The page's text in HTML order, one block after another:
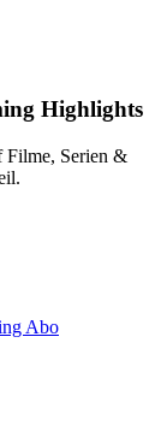
Highlights
Filme, Serien &
Abo